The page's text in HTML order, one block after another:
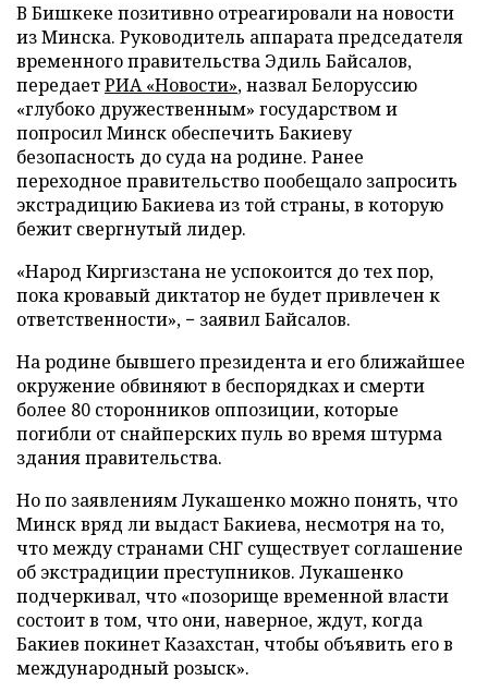
В Бишкеке позитивно отреагировали на новости
из Минска. Руководитель аппарата председателя
временного правительства Эдиль Байсалов,
передаетРИА «Новости», назвал Белоруссию
«глубоко дружественным» государством и
попросил Минск обеспечить Бакиеву
безопасность до суда на родине. Ранее
переходное правительство пообещало запросить
экстрадицию Бакиева из той страны, в которую
бежит свергнутый лидер.
«Народ Киргизстана не успокоится до тех пор,
пока кровавый диктатор не будет привлечен к
ответственности», − заявил Байсалов.
На родине бывшего президента и его ближайшее
окружение обвиняют в беспорядках и смерти
более 80 сторонников оппозиции, которые
погибли от снайперских пуль во время штурма
здания правительства.
Но по заявлениям Лукашенко можно понять, что
Минск вряд ли выдаст Бакиева, несмотря на то,
что между странами СНГ существует соглашение
об экстрадиции преступников. Лукашенко
подчеркивал, что «позорище временной власти
состоит в том, что они, наверное, ждут, когда
Бакиев покинет Казахстан, чтобы объявить его в
международный розыск».